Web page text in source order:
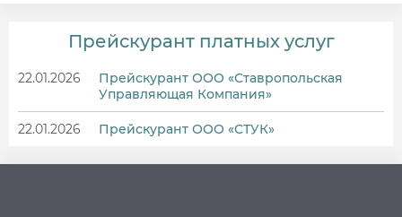
Прейскурант платных услуг
22.01.2026
Прейскурант ООО «Ставропольская
Управляющая Компания»
22.01.2026 Прейскурант ООО «СТУК»